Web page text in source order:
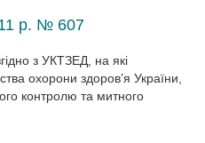
р. № 607
з УКТЗЕД, на які
охорони здоров’я України,
контролю та митного